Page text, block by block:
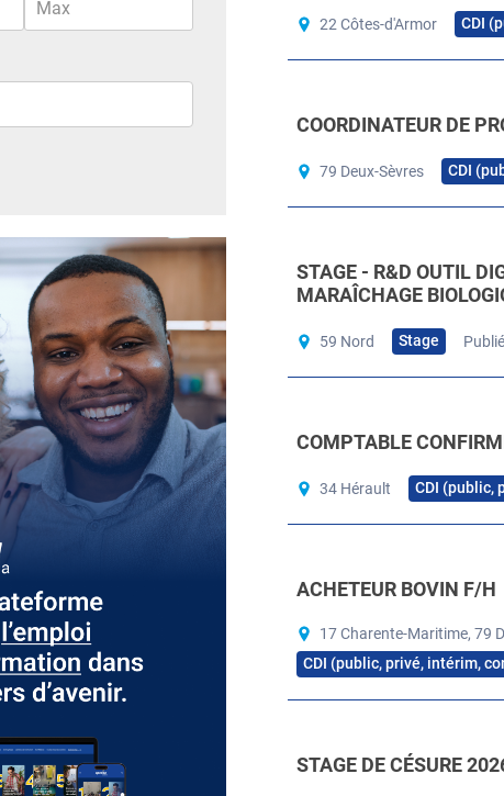
22 Côtes-d'Armor CDI
COORDINATEUR DE
79 Deux-Sèvres CDI
STAGE - R&D OUTIL
MARAÎCHAGE
59 Nord Stage
COMPTABLE
34 Hérault CDI (public,
ACHETEUR BOVIN F/H
17 Charente-Maritime, 79
CDI (public, privé, intérim,
STAGE DE CÉSURE